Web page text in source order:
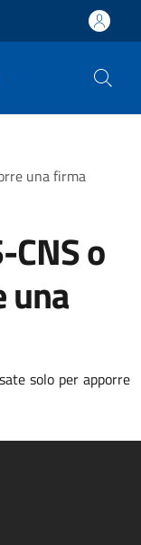
una firma
CNS o
una
solo per apporre